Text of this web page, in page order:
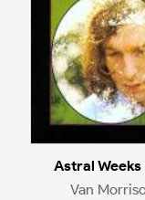
Astral Weeks
Van